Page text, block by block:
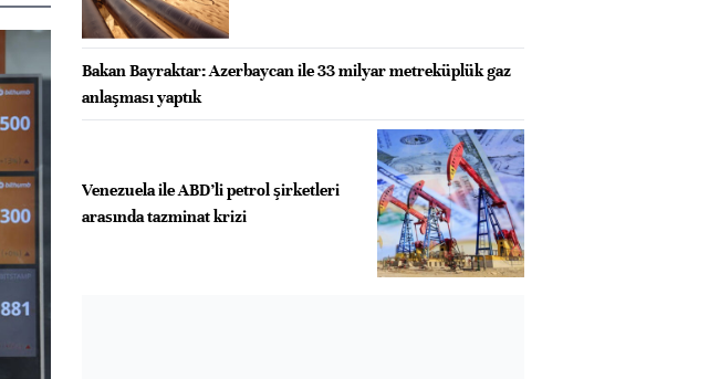
Bakan Bayraktar: Azerbaycan ile 33 milyar metreküplük gaz
anlaşması yaptık
Venezuela ile ABD’li petrol şirketleri
arasında tazminat krizi